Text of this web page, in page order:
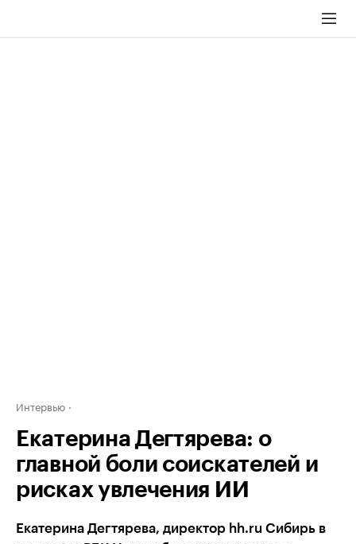
Интервью
Екатерина Дегтярева: о
главной боли соискателей и
рисках увлечения ИИ
Екатерина Дегтярева, директор hh.ru Сибирь в